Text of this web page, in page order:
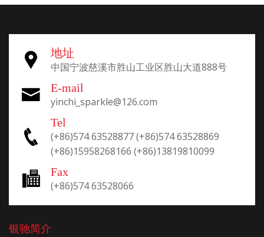
地址
中国宁波慈溪市胜山工业区胜山大道888号
E-mail
yinchi_sparkle@126.com
Tel
(+86)574 63528877(+86)574 63528869
(+86)15958268166 (+86)13819810099
Fax
(+86)574 63528066
银驰简介